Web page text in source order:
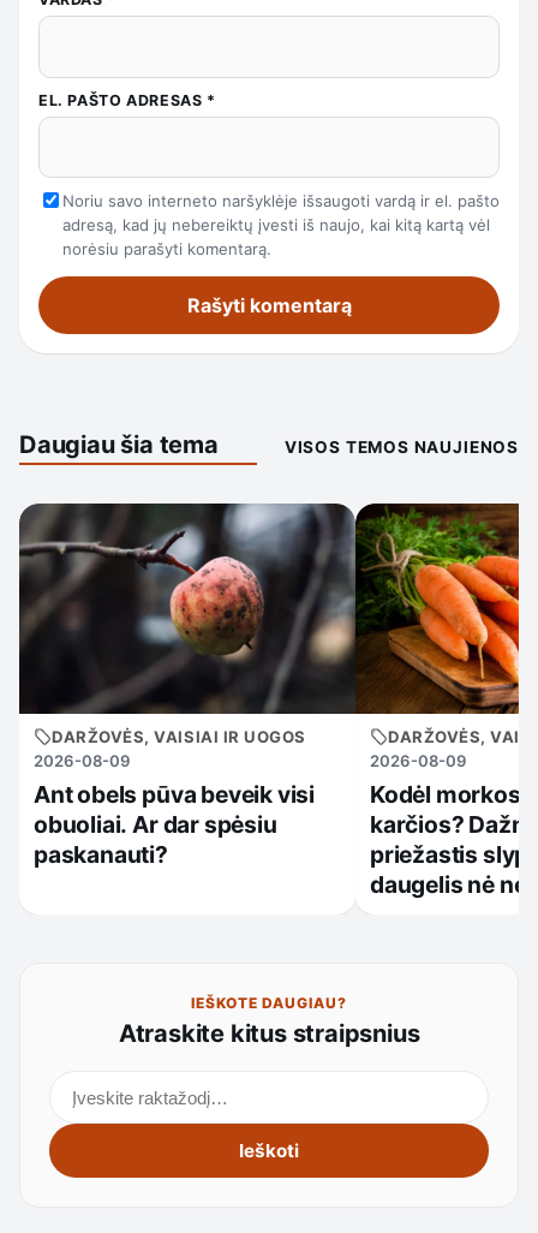
EL. PAŠTO ADRESAS *
Noriu savo interneto naršyklėje išsaugoti vardą ir el. pašto
adresą, kad jų nebereiktų įvesti iš naujo, kai kitą kartą vėl
norėsiu parašyti komentarą.
Daugiau šia tema VISOS TEMOS NAUJIENOS
DARŽOVĖS, VAISIAI IR UOGOS
2026-08-09
Ant obels pūva beveik visi
obuoliai. Ar dar spėsiu
paskanauti?
DARŽOVĖS,
2026-08-09
Kodėl morkos
karčios?
priežastis
daugelis nė
IEŠKOTE DAUGIAU?
Atraskite kitus straipsnius
Ieškoti